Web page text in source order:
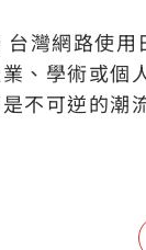
灣網路使用
、學術或個
不可逆的潮